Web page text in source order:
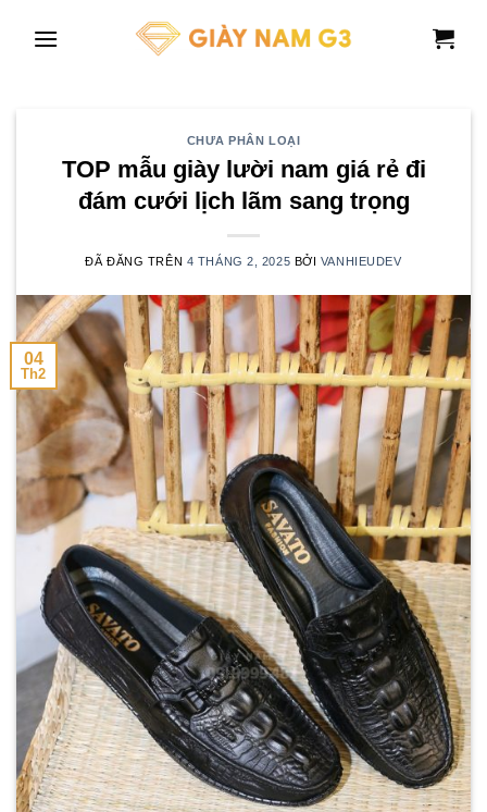
CHƯA PHÂN LOẠI
TOP mẫu giày lười nam giá rẻ đi
đám cưới lịch lãm sang trọng
ĐÃ ĐĂNG TRÊN 4 THÁNG 2, 2025 BỞI VANHIEUDEV
04
Th2